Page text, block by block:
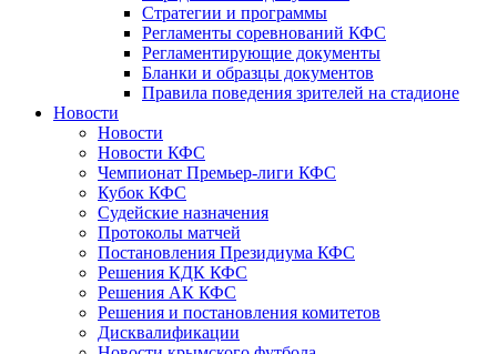
Стратегии и программы
Регламенты соревнований КФС
Регламентирующие документы
Бланки и образцы документов
Правила поведения зрителей на стадионе
Новости
Новости
Новости КФС
Чемпионат Премьер-лиги КФС
Кубок КФС
Судейские назначения
Протоколы матчей
Постановления Президиума КФС
Решения КДК КФС
Решения АК КФС
Решения и постановления комитетов
Дисквалификации